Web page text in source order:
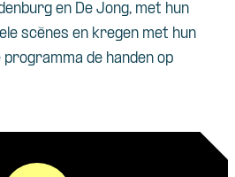
en De Jong, met hun
scènes en kregen met hun
programma de handen op